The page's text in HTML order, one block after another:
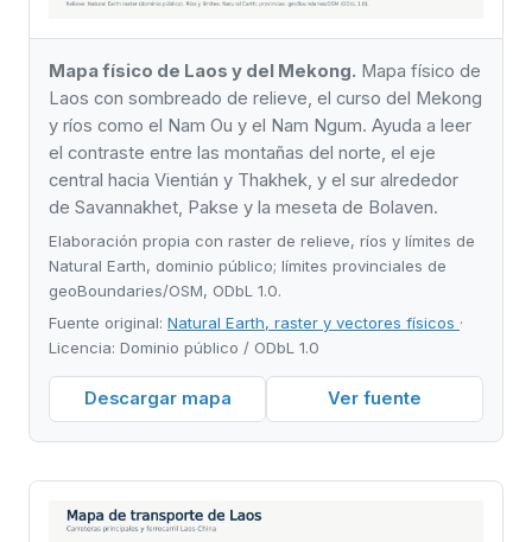
Mapa físico de Laos y del Mekong. Mapa físico de
Laos con sombreado de relieve, el curso del Mekong
y ríos como el Nam Ou y el Nam Ngum. Ayuda a leer
el contraste entre las montañas del norte, el eje
central hacia Vientián y Thakhek, y el sur alrededor
de Savannakhet, Pakse y la meseta de Bolaven.
Elaboración propia con raster de relieve, ríos y límites de
Natural Earth, dominio público; límites provinciales de
geoBoundaries/OSM, ODbL 1.0.
Fuente original: Natural Earth, raster y vectores físicos ·
Licencia: Dominio público / ODbL 1.0
Descargar mapa Ver fuente